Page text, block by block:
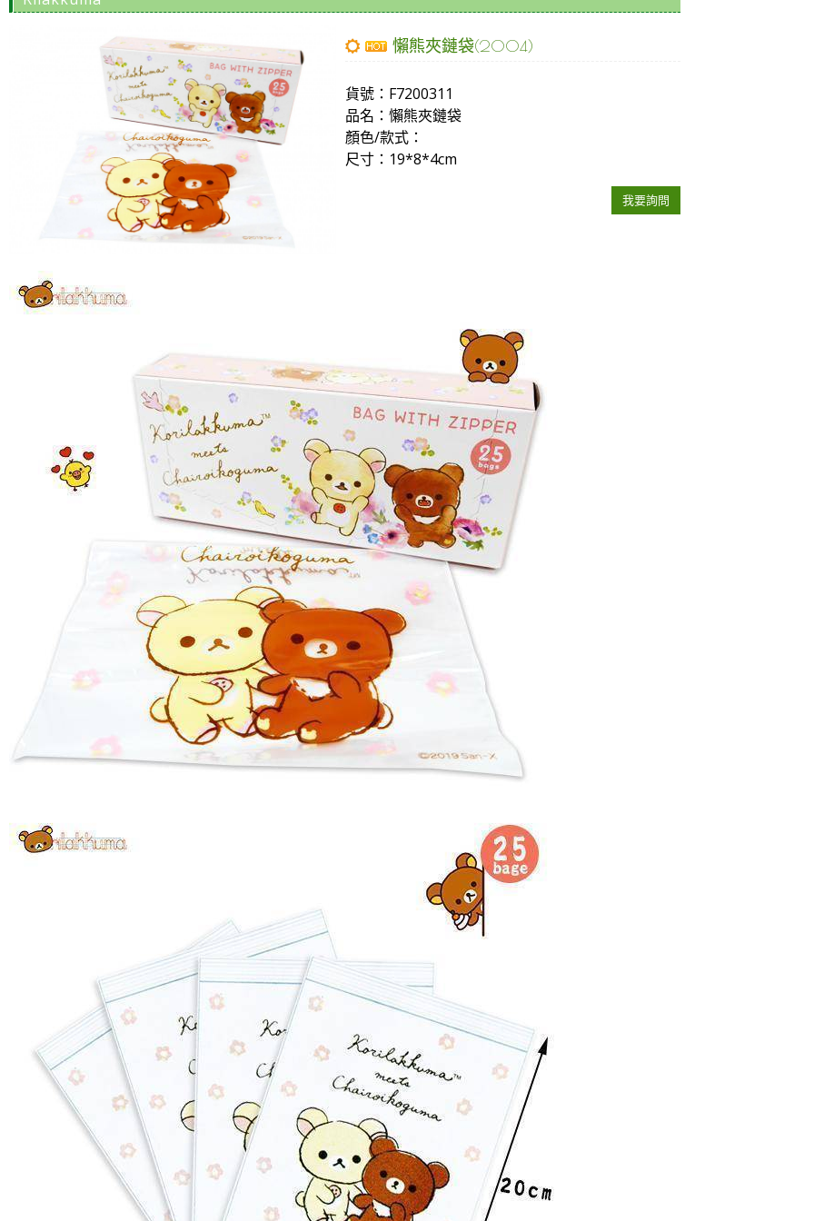
懶熊夾鏈袋(2004)
貨號： F7200311
品名： 懶熊夾鏈袋
顏色/款式：
尺寸：19*8*4cm
我要詢問